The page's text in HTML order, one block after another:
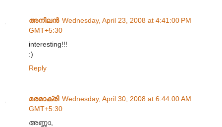
അനിലൻ Wednesday, April 23, 2008 at 4:41:00 PM
GMT+5:30
interesting!!!
:)
Reply
മരമാക്രി Wednesday, April 30, 2008 at 6:44:00 AM
GMT+5:30
അണ്ണാ,